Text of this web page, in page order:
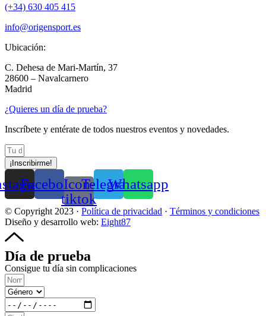
(+34) 630 405 415
info@origensport.es
Ubicación:
C. Dehesa de Mari-Martín, 37
28600 – Navalcarnero
Madrid
¿Quieres un día de prueba?
Inscríbete y entérate de todos nuestros eventos y novedades.
¡Inscribirme!
FacebookIcon-
tiktok
TelegramWhatsapp
© Copyright 2023 · Política de privacidad · Тérminos y condiciones
Diseño y desarrollo web: Eight87
Día de prueba
Consigue tu día sin complicaciones